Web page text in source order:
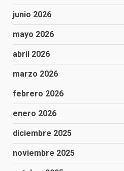
junio 2026
mayo 2026
abril 2026
marzo 2026
febrero 2026
enero 2026
diciembre 2025
noviembre 2025